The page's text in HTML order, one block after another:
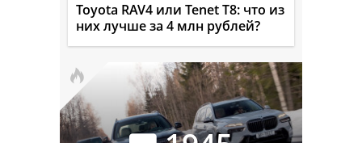
Toyota RAV4 или Tenet T8: что из
них лучше за 4 млн рублей?